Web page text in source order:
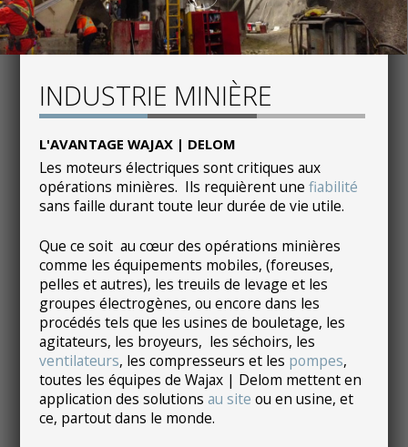
INDUSTRIE MINIÈRE
L'AVANTAGE WAJAX | DELOM
Les moteurs électriques sont critiques aux
opérations minières. Ils requièrent une fiabilité
sans faille durant toute leur durée de vie utile.
Que ce soit au cœur des opérations minières
comme les équipements mobiles, (foreuses,
pelles et autres), les treuils de levage et les
groupes électrogènes, ou encore dans les
procédés tels que les usines de bouletage, les
agitateurs, les broyeurs, les séchoirs, les
ventilateurs, les compresseurs et les pompes,
toutes les équipes de Wajax | Delom mettent en
application des solutions au site ou en usine, et
ce, partout dans le monde.